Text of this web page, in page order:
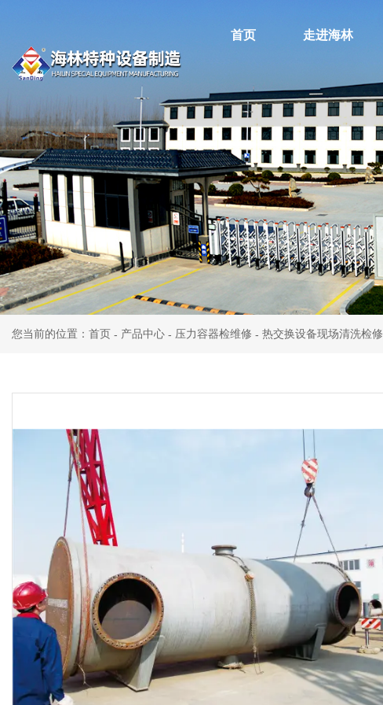
首页 走进海林
您当前的位置：首页 - 产品中心 - 压力容器检维修 - 热交换设备现场清洗检修